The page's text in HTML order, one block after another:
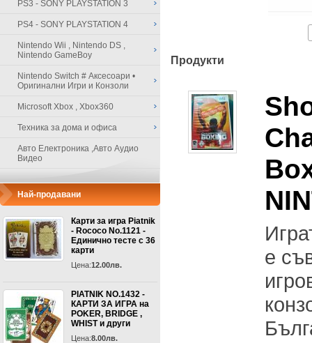
PS3 - SONY PLAYSTATION 3
PS4 - SONY PLAYSTATION 4
Nintendo Wii , Nintendo DS ,
Nintendo GameBoy
Nintendo Switch # Аксесоари •
Оригинални Игри и Конзоли
Microsoft Xbox , Xbox360
Техника за дома и офиса
Авто Електроника ,Авто Аудио
Видео
Най-продавани
Карти за игра Piatnik
- Rococo No.1121 -
Единично тесте с 36
карти
Цена:12.00лв.
PIATNIK NO.1432 -
КАРТИ ЗА ИГРА на
POKER, BRIDGE ,
WHIST и други
Цена:8.00лв.
Продукти
е